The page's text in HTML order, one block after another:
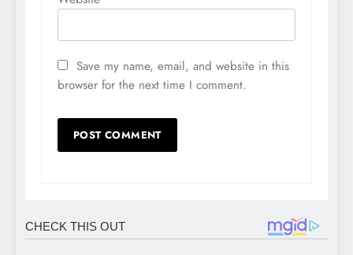
Save my name, email, and website in this
browser for the next time I comment.